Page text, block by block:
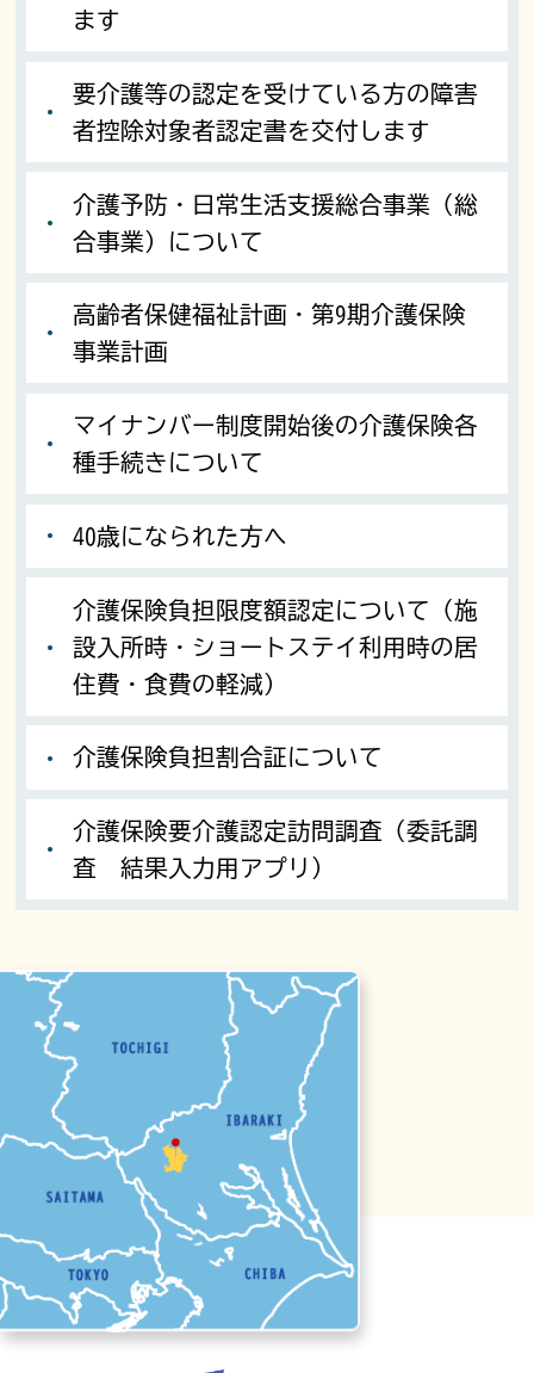
ます
要介護等の認定を受けている方の障害
者控除対象者認定書を交付します
介護予防・日常生活支援総合事業（総
合事業）について
高齢者保健福祉計画・第9期介護保険
事業計画
マイナンバー制度開始後の介護保険各
種手続きについて
40歳になられた方へ
介護保険負担限度額認定について（施
設入所時・ショートステイ利用時の居
住費・食費の軽減）
介護保険負担割合証について
介護保険要介護認定訪問調査（委託調
査 結果入力用アプリ）